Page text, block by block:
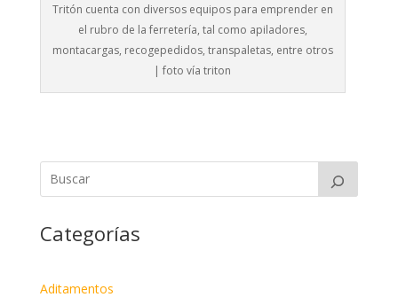
Tritón cuenta con diversos equipos para emprender en
el rubro de la ferretería, tal como apiladores,
montacargas, recogepedidos, transpaletas, entre otros
| foto vía triton
Categorías
Aditamentos